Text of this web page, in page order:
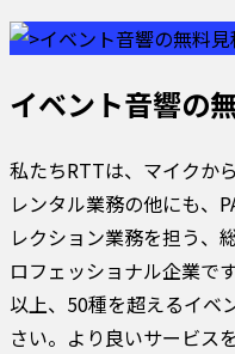
イベント音響の
私たちRTTは、マイクか
レンタル業務の他にも、
レクション業務を担う、
ロフェッショナル企業で
以上、50種を超えるイベ
さい。より良いサービス